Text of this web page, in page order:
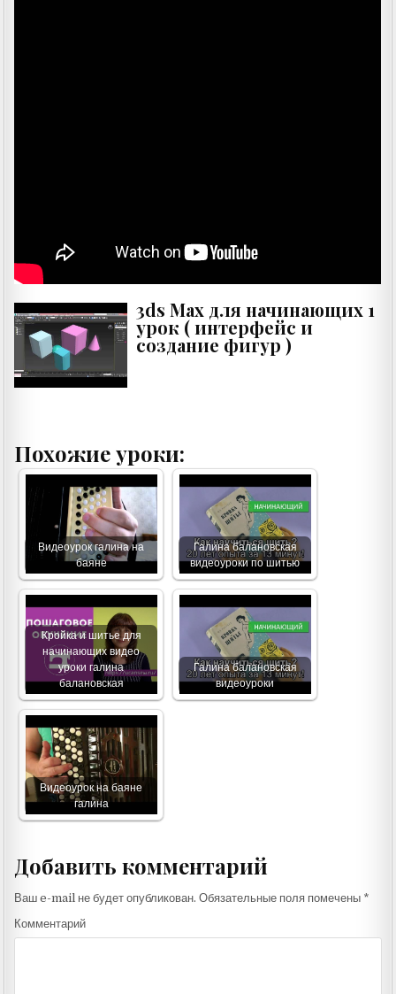
3ds Max для начинающих 1
урок ( интерфейс и
создание фигур )
Похожие уроки:
Видеоурок галина на
баяне
Галина балановская
видеоуроки по шитью
Кройка и шитье для
начинающих видео
уроки галина
балановская
Галина балановская
видеоуроки
Видеоурок на баяне
галина
Добавить комментарий
Ваш e-mail не будет опубликован. Обязательные поля помечены *
Комментарий